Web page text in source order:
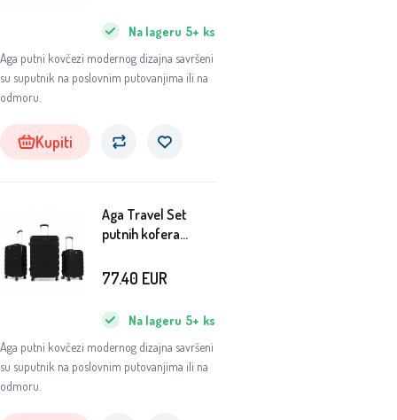
Aga putni kovčezi modernog dizajna savršeni
su suputnik na poslovnim putovanjima ili na
odmoru.
Na lageru 5+ ks
Kupiti
Aga Travel Set
putnih kofera
Aga putni kovčezi modernog dizajna savršeni
su suputnik na poslovnim putovanjima ili na
odmoru.
Na lageru 5+ ks
77.40 EUR